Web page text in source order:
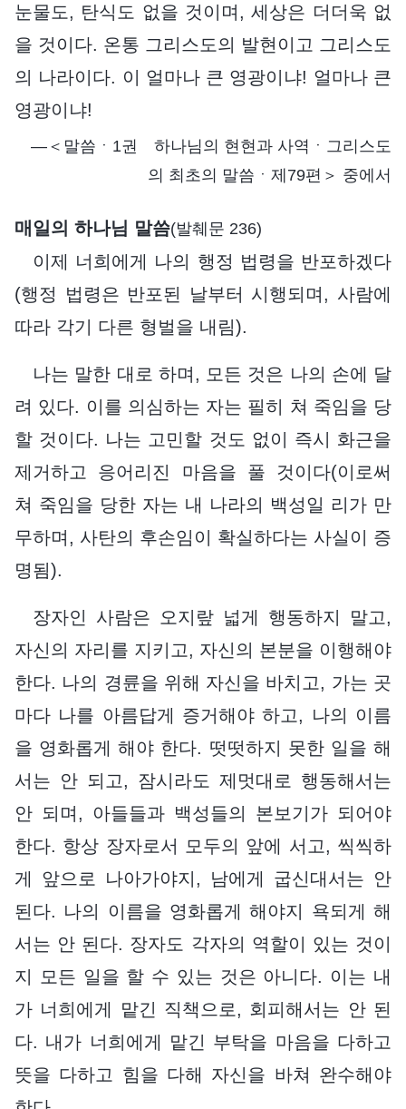
눈물도, 탄식도 없을 것이며, 세상은 더더욱 없
을 것이다. 온통 그리스도의 발현이고 그리스도
의 나라이다. 이 얼마나 큰 영광이냐! 얼마나 큰
영광이냐!
―＜말씀ㆍ1권 하나님의 현현과 사역ㆍ그리스도
의 최초의 말씀ㆍ제79편＞ 중에서
매일의 하나님 말씀(발췌문 236)
이제 너희에게 나의 행정 법령을 반포하겠다
(행정 법령은 반포된 날부터 시행되며, 사람에
따라 각기 다른 형벌을 내림).
나는 말한 대로 하며, 모든 것은 나의 손에 달
려 있다. 이를 의심하는 자는 필히 쳐 죽임을 당
할 것이다. 나는 고민할 것도 없이 즉시 화근을
제거하고 응어리진 마음을 풀 것이다(이로써
쳐 죽임을 당한 자는 내 나라의 백성일 리가 만
무하며, 사탄의 후손임이 확실하다는 사실이 증
명됨).
장자인 사람은 오지랖 넓게 행동하지 말고,
자신의 자리를 지키고, 자신의 본분을 이행해야
한다. 나의 경륜을 위해 자신을 바치고, 가는 곳
마다 나를 아름답게 증거해야 하고, 나의 이름
을 영화롭게 해야 한다. 떳떳하지 못한 일을 해
서는 안 되고, 잠시라도 제멋대로 행동해서는
안 되며, 아들들과 백성들의 본보기가 되어야
한다. 항상 장자로서 모두의 앞에 서고, 씩씩하
게 앞으로 나아가야지, 남에게 굽신대서는 안
된다. 나의 이름을 영화롭게 해야지 욕되게 해
서는 안 된다. 장자도 각자의 역할이 있는 것이
지 모든 일을 할 수 있는 것은 아니다. 이는 내
가 너희에게 맡긴 직책으로, 회피해서는 안 된
다. 내가 너희에게 맡긴 부탁을 마음을 다하고
뜻을 다하고 힘을 다해 자신을 바쳐 완수해야